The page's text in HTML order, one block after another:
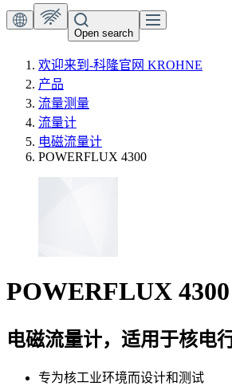
Open search
欢迎来到-科隆官网 KROHNE
产品
流量测量
流量计
电磁流量计
POWERFLUX 4300
POWERFLUX 4300
电磁流量计，适用于核电
专为核工业环境而设计和测试